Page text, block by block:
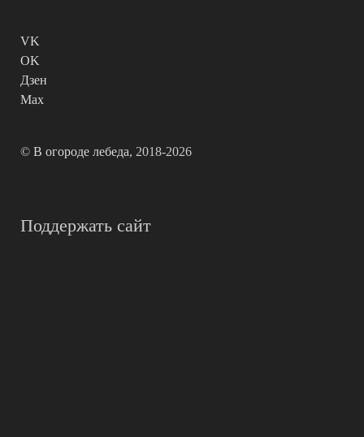
VK
OK
Дзен
Max
© В огороде лебеда, 2018-2026
Поддержать сайт